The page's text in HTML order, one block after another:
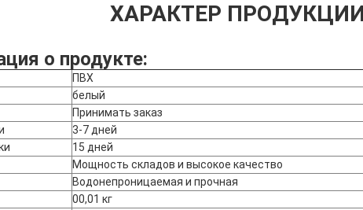
ХАРАКТЕР ПРОДУКЦИИ
о продукте:
ПВХ
белый
Принимать заказ
3-7 дней
15 дней
Мощность складов и высокое качество
Водонепроницаемая и прочная
00,01 кг